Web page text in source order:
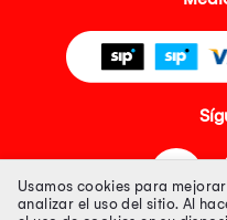
Usamos cookies para
analizar el uso del sitio. Al